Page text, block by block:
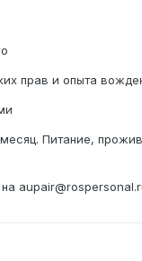
прав и опыта
Питание,